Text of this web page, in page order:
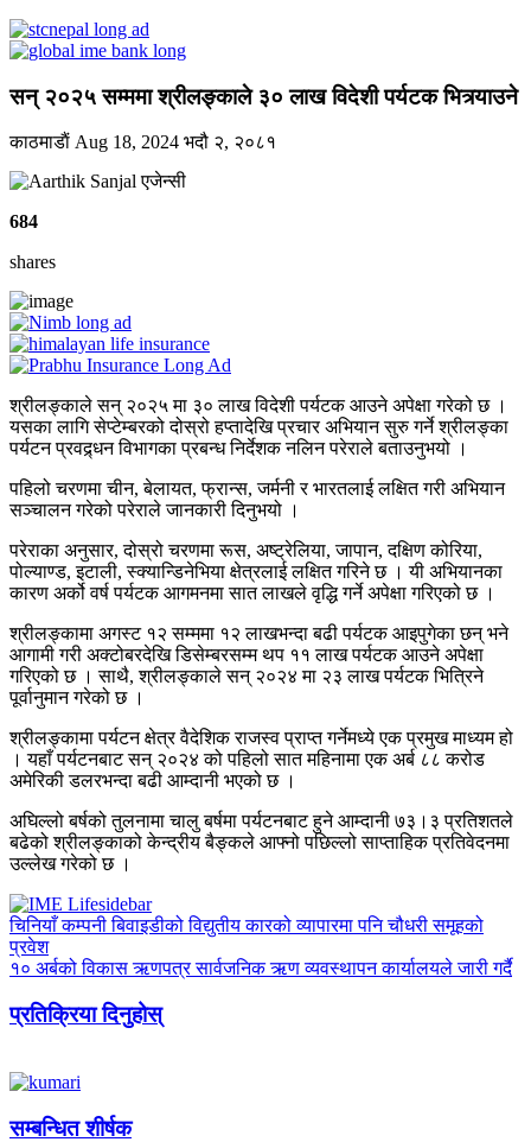
सन् २०२५ सम्ममा श्रीलङ्काले ३० लाख विदेशी पर्यटक भित्र्याउने
काठमाडाैं Aug 18, 2024 भदौ २, २०८१
एजेन्सी
684
shares
श्रीलङ्काले सन् २०२५ मा ३० लाख विदेशी पर्यटक आउने अपेक्षा गरेको छ ।
यसका लागि सेप्टेम्बरको दोस्रो हप्तादेखि प्रचार अभियान सुरु गर्ने श्रीलङ्का
पर्यटन प्रवद्र्धन विभागका प्रबन्ध निर्देशक नलिन परेराले बताउनुभयो ।
पहिलो चरणमा चीन, बेलायत, फ्रान्स, जर्मनी र भारतलाई लक्षित गरी अभियान
सञ्चालन गरेको परेराले जानकारी दिनुभयो ।
परेराका अनुसार, दोस्रो चरणमा रूस, अष्ट्रेलिया, जापान, दक्षिण कोरिया,
पोल्याण्ड, इटाली, स्क्यान्डिनेभिया क्षेत्रलाई लक्षित गरिने छ । यी अभियानका
कारण अर्को वर्ष पर्यटक आगमनमा सात लाखले वृद्धि गर्ने अपेक्षा गरिएको छ ।
श्रीलङ्कामा अगस्ट १२ सम्ममा १२ लाखभन्दा बढी पर्यटक आइपुगेका छन् भने
आगामी गरी अक्टोबरदेखि डिसेम्बरसम्म थप ११ लाख पर्यटक आउने अपेक्षा
गरिएको छ । साथै, श्रीलङ्काले सन् २०२४ मा २३ लाख पर्यटक भित्रिने
पूर्वानुमान गरेको छ ।
श्रीलङ्कामा पर्यटन क्षेत्र वैदेशिक राजस्व प्राप्त गर्नेमध्ये एक प्रमुख माध्यम हो
। यहाँ पर्यटनबाट सन् २०२४ को पहिलो सात महिनामा एक अर्ब ८८ करोड
अमेरिकी डलरभन्दा बढी आम्दानी भएको छ ।
अघिल्लो बर्षको तुलनामा चालु बर्षमा पर्यटनबाट हुने आम्दानी ७३।३ प्रतिशतले
बढेको श्रीलङ्काको केन्द्रीय बैङ्कले आफ्नो पछिल्लो साप्ताहिक प्रतिवेदनमा
उल्लेख गरेको छ ।
चिनियाँ कम्पनी बिवाइडीको विद्युतीय कारको व्यापारमा पनि चौधरी समूहको
प्रवेश
१० अर्बको विकास ऋणपत्र सार्वजनिक ऋण व्यवस्थापन कार्यालयले जारी गर्दै
प्रतिक्रिया दिनुहोस्
सम्बन्धित शीर्षक